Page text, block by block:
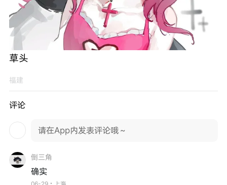
草头
福建
评论
请在App内发表评论哦～
倒三角
确实